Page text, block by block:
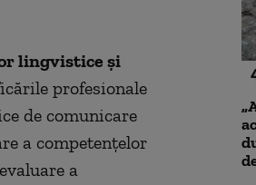
lingvistice şi
profesionale
de comunicare
a competenţelor
a